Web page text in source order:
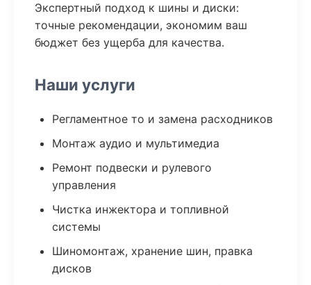
Экспертный подход к шины и диски:
точные рекомендации, экономим ваш
бюджет без ущерба для качества.
Наши услуги
Регламентное то и замена расходников
Монтаж аудио и мультимедиа
Ремонт подвески и рулевого
управления
Чистка инжектора и топливной
системы
Шиномонтаж, хранение шин, правка
дисков